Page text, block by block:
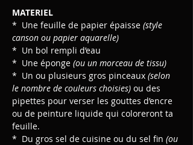
MATERIEL
*  Une feuille de papier épaisse (style
canson ou papier aquarelle)
*  Un bol rempli d’eau
*  Une éponge (ou un morceau de tissu)
*  Un ou plusieurs gros pinceaux (selon
le nombre de couleurs choisies) ou des
pipettes pour verser les gouttes d’encre
ou de peinture liquide qui coloreront ta
feuille.
*  Du gros sel de cuisine ou du sel fin (ou